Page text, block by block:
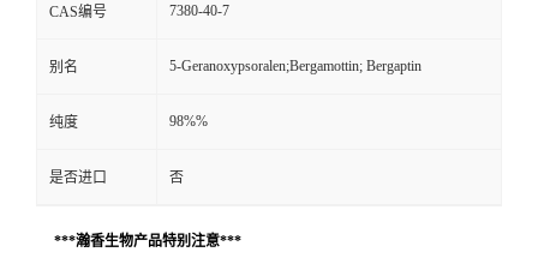
CAS编号 7380-40-7
别名 5-Geranoxypsoralen;Bergamottin; Bergaptin
纯度 98%%
是否进口 否
***瀚香生物产品特别注意***